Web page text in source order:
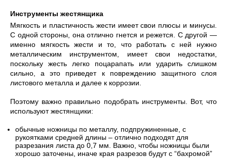
Инструменты жестянщика
Мягкость и пластичность жести имеет свои плюсы и минусы.
С одной стороны, она отлично гнется и режется. С другой —
именно мягкость жести и то, что работать с ней нужно
металлическим инструментом, имеет свои недостатки,
поскольку жесть легко поцарапать или ударить слишком
сильно, а это приведет к повреждению защитного слоя
листового металла и далее к коррозии.
Поэтому важно правильно подобрать инструменты. Вот, что
используют жестянщики:
обычные ножницы по металлу, подпружиненные, с
рукоятками средней длины – отлично подходят для
разрезания листа до 0,7 мм. Важно, чтобы ножницы были
хорошо заточены, иначе края разрезов будут с “бахромой”